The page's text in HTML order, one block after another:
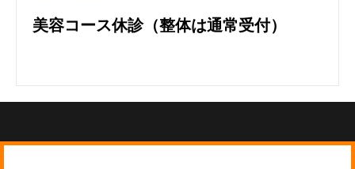
美容コース休診（整体は通常受付）